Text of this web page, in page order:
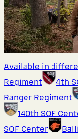
Available in
Regiment
4th
Ranger Regiment
140th SOF
SOF Center